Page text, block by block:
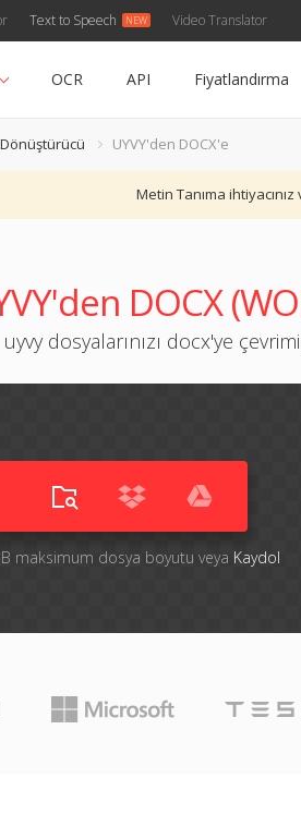
Text to Speech Video Translator
OCR API Fiyatlandırma
Dönüştürücü UYVY'den DOCX'e
Metin Tanıma ihtiyacınız
DOCX
uyvy dosyalarınızı docx'ye
maksimum dosya boyutu veya Kaydol